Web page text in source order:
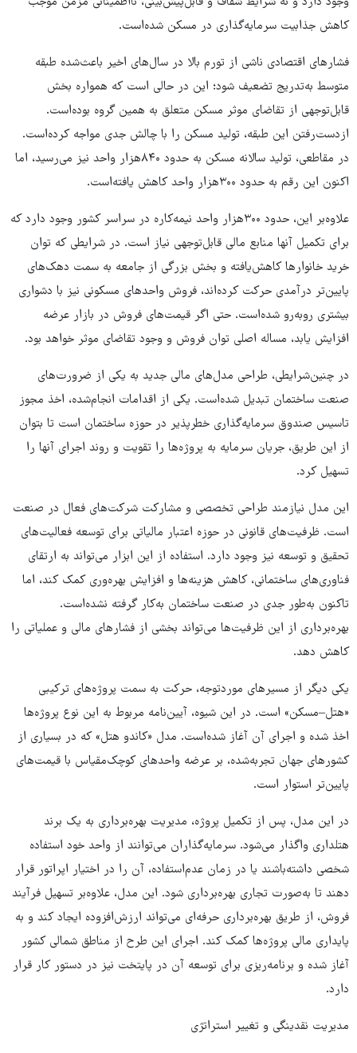
کاهش جذابیت سرمایه‌گذاری در مسکن شده‌است.
فشارهای اقتصادی ناشی از تورم بالا در سال‌های اخیر باعث‌شده طبقه
متوسط به‌تدریج تضعیف شود؛ این در حالی است که همواره بخش
قابل‌توجهی از تقاضای موثر مسکن متعلق به همین گروه بوده‌است.
ازدست‌رفتن این طبقه، تولید مسکن را با چالش جدی مواجه کرده‌است.
در مقاطعی، تولید سالانه مسکن به حدود ۸۴۰‌هزار واحد نیز می‌رسید، اما
اکنون این رقم به حدود ۳۰۰‌هزار واحد کاهش ‌یافته‌است.
علاوه‌بر این، حدود ۳۰۰‌هزار واحد نیمه‌کاره در سراسر کشور وجود دارد که
برای تکمیل آنها منابع مالی قابل‌توجهی نیاز است. در شرایطی که توان
خرید خانوارها کاهش‌یافته و بخش بزرگی از جامعه به سمت دهک‌های
پایین‌تر درآمدی حرکت کرده‌اند، فروش واحدهای مسکونی نیز با دشواری
بیشتری روبه‌رو شده‌است. حتی اگر قیمت‌های فروش در بازار عرضه
افزایش یابد، مساله اصلی توان فروش و وجود تقاضای موثر خواهد بود.
در چنین‌شرایطی، طراحی مدل‌های مالی جدید به یکی از ضرورت‌های
صنعت ساختمان تبدیل شده‌است. یکی از اقدامات انجام‌شده، اخذ مجوز
تاسیس صندوق سرمایه‌گذاری خطرپذیر در حوزه ساختمان است تا بتوان
از این طریق، جریان سرمایه به پروژه‌ها را تقویت و روند اجرای آنها را
تسهیل کرد.
این مدل نیازمند طراحی تخصصی و مشارکت شرکت‌های فعال در صنعت
است. ظرفیت‌های قانونی در حوزه اعتبار مالیاتی برای توسعه فعالیت‌های
تحقیق و توسعه نیز وجود دارد. استفاده از این ابزار می‌تواند به ارتقای
فناوری‌های ساختمانی، کاهش هزینه‌ها و افزایش بهره‌وری کمک کند، اما
تاکنون به‌طور جدی در صنعت ساختمان به‌کار گرفته نشده‌است.
بهره‌برداری از این ظرفیت‌ها می‌تواند بخشی از فشارهای مالی و عملیاتی را
کاهش دهد.
یکی دیگر از مسیرهای موردتوجه، حرکت به سمت پروژه‌های ترکیبی
«هتل–مسکن» است. در این شیوه، آیین‌نامه مربوط به این نوع پروژه‌ها
اخذ شده و اجرای آن آغاز شده‌است. مدل «کاندو هتل» که در بسیاری از
کشورهای جهان تجربه‌شده، بر عرضه واحدهای کوچک‌مقیاس با قیمت‌های
پایین‌تر استوار است.
در این مدل، پس از تکمیل پروژه، مدیریت بهره‌برداری به یک برند
هتلداری واگذار می‌شود. سرمایه‌گذاران می‌توانند از واحد خود استفاده
شخصی داشته‌باشند یا در زمان عدم‌استفاده، آن را در اختیار اپراتور قرار
دهند تا به‌صورت تجاری بهره‌برداری شود. این مدل، علاوه‌بر تسهیل فرآیند
فروش، از طریق بهره‌برداری حرفه‌ای می‌تواند ارزش‌افزوده ایجاد کند و به
پایداری مالی پروژه‌ها کمک کند. اجرای این طرح از مناطق شمالی کشور
آغاز شده و برنامه‌ریزی برای توسعه آن در پایتخت نیز در دستور کار قرار
دارد.
مدیریت نقدینگی و تغییر استراتژی